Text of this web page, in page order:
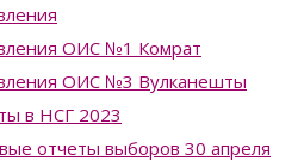
ОИС №1 Комрат
ОИС №3 Вулканешты
в НСГ 2023
отчеты выборов 30 апреля